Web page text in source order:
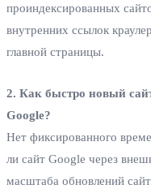
проиндексированных
внутренних ссылок
главной страницы.
2. Как быстро новый
Google?
Нет фиксированного
ли сайт Google через
масштаба обновлений